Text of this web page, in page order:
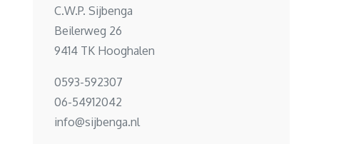
C.W.P. Sijbenga
Beilerweg 26
9414 TK Hooghalen
0593-592307
06-54912042
info@sijbenga.nl